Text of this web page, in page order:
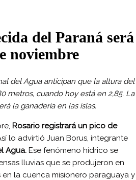
del Paraná será
noviembre
del Agua anticipan que la altura del
metros, cuando hoy está en 2,85. La
la ganadería en las islas.
Rosario registrará un pico de
lo advirtió Juan Borus, integrante
Agua. Ese fenómeno hídrico se
lluvias que se produjeron en
en la cuenca misionero paraguaya y